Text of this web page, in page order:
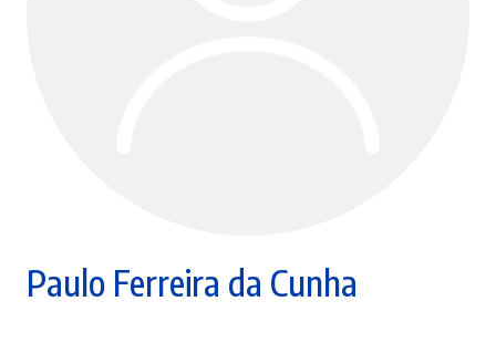
Paulo Ferreira da Cunha